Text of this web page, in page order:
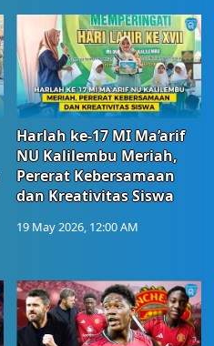
Harlah ke-17 MI Ma’arif
NU Kalilembu Meriah,
Pererat Kebersamaan
dan Kreativitas Siswa
19 May 2026, 12:00 AM